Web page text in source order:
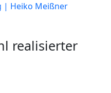
realisierter